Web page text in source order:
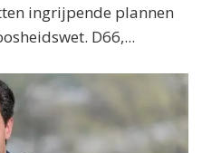
ingrijpende plannen
D66,...